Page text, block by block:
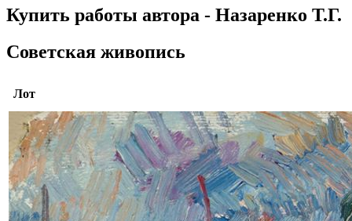
Купить работы автора - Назаренко Т.Г.
Советская живопись
Лот